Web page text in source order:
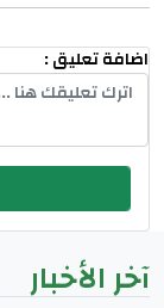
اضافة تعليق :
آخر الأخبار